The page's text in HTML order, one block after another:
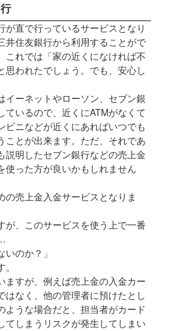
が直で行っているサービスとなり
井住友銀行から利用することがで
これでは「家の近くになければ不
われたでしょう。でも、安心し
イーネットやローソン、セブン銀
ているので、近くにATMがなくて
ビニなどが近くにあればいつでも
ことが出来ます。ただ、それであ
説明したセブン銀行などの売上金
使った方が良いかもしれません
の売上金入金サービスとなりま
が、このサービスを使う上で一番
いのか？」
ますが、例えば売上金の入金カー
はなく、他の管理者に預けたとし
ような場合だと、担当者がカード
てしまうリスクが発生してしまい